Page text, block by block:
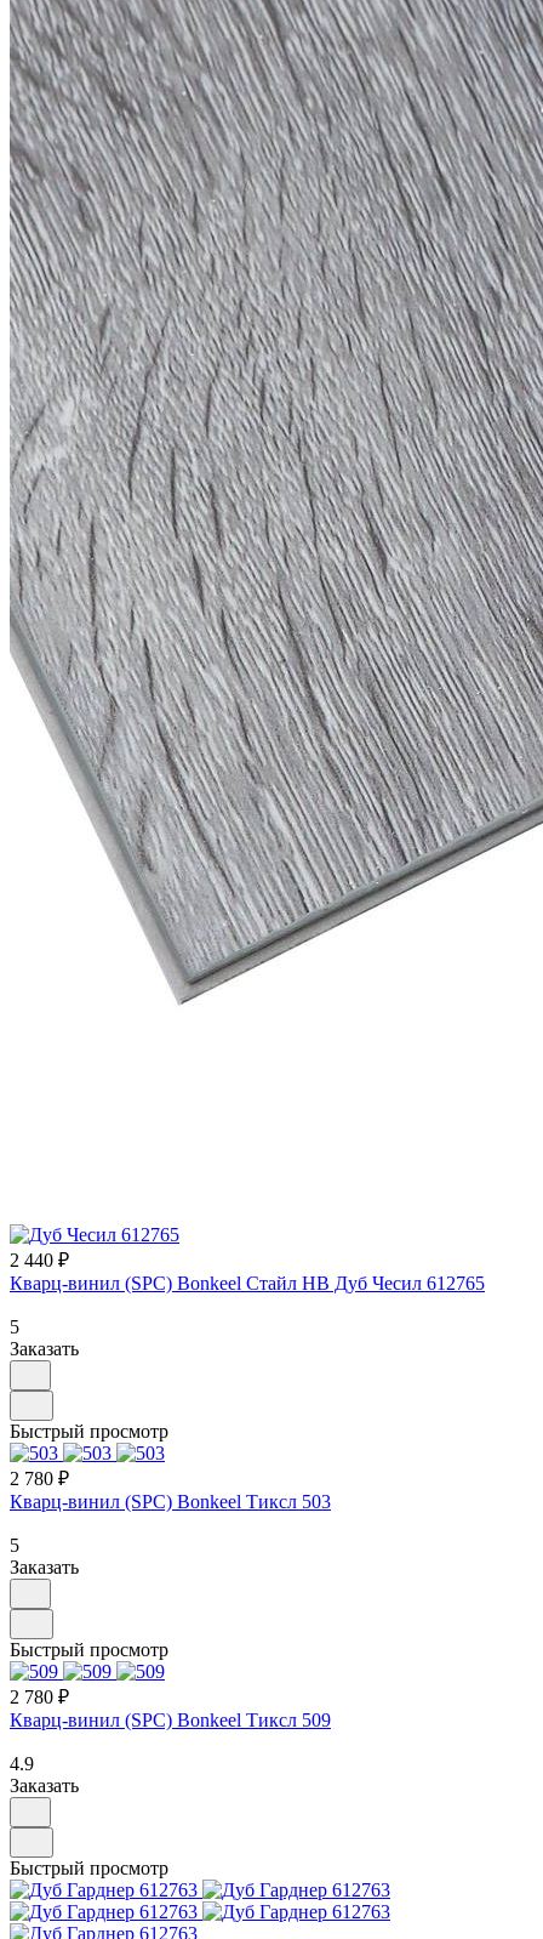
2 440 ₽
Кварц-винил (SPC) Bonkeel Стайл НВ Дуб Чесил 612765
5
Заказать
Быстрый просмотр
2 780 ₽
Кварц-винил (SPC) Bonkeel Тиксл 503
5
Заказать
Быстрый просмотр
2 780 ₽
Кварц-винил (SPC) Bonkeel Тиксл 509
4.9
Заказать
Быстрый просмотр